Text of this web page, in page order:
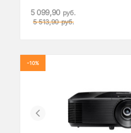
5 099,90 руб.
5 513,90 руб.
-10%
Previous